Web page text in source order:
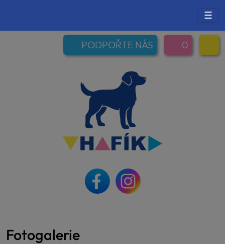
☰
PODPOŘTE NÁS 0
Fotogalerie